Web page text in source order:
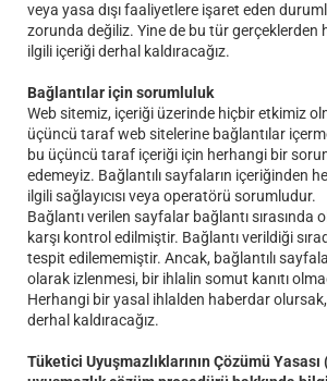
veya yasa dışı faaliyetlere işaret eden
zorunda değiliz. Yine de bu tür gerçeklerden
ilgili içeriği derhal kaldıracağız.
Bağlantılar için sorumluluk
Web sitemiz, içeriği üzerinde hiçbir etkimiz
üçüncü taraf web sitelerine bağlantılar
bu üçüncü taraf içeriği için herhangi bir
edemeyiz. Bağlantılı sayfaların içeriğinden
ilgili sağlayıcısı veya operatörü sorumludur.
Bağlantı verilen sayfalar bağlantı sırasında
karşı kontrol edilmiştir. Bağlantı verildiği
tespit edilememiştir. Ancak, bağlantılı
olarak izlenmesi, bir ihlalin somut kanıtı
Herhangi bir yasal ihlalden haberdar
derhal kaldıracağız.
Tüketici Uyuşmazlıklarının Çözümü Yasası